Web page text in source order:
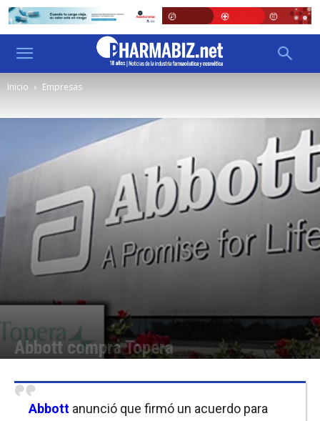
Inicio Empresas
Abbott compra Topera
Abbott anunció que firmó un acuerdo para